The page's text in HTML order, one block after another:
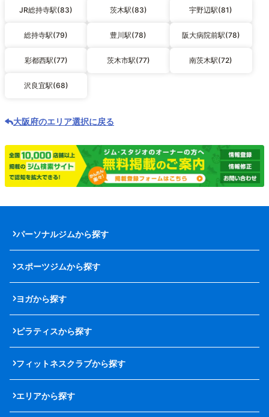
JR総持寺駅(83) 茨木駅(83) 宇野辺駅(81)
総持寺駅(79) 豊川駅(78) 阪大病院前駅(78)
彩都西駅(77) 茨木市駅(77) 南茨木駅(72)
沢良宜駅(68)
大阪府のエリア選択に戻る
パーソナルジムから探す
スポーツジムから探す
ヨガから探す
ピラティスから探す
フィットネスクラブから探す
エリアから探す